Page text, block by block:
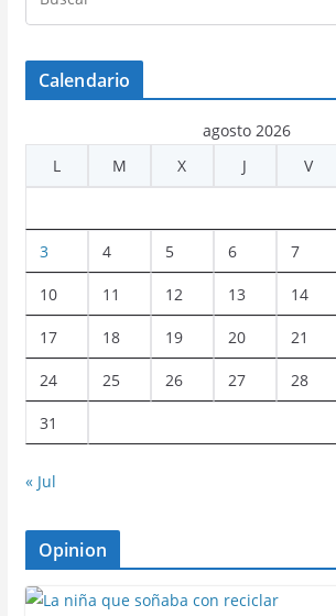
Calendario
agosto 2026
L
M X J V
3 4 5 6 7
10 11 12 13 14
17 18 19 20 21
24 25 26 27 28
31
« Jul
Opinion